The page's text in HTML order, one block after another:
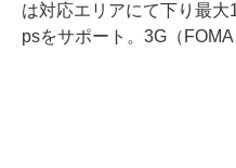
は対応エリアにて下り最
psをサポート。3G（